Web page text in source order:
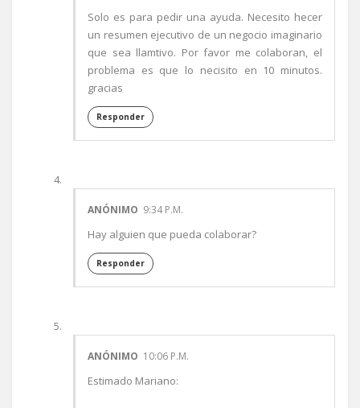
Solo es para pedir una ayuda. Necesito hecer
un resumen ejecutivo de un negocio imaginario
que sea llamtivo. Por favor me colaboran, el
problema es que lo necisito en 10 minutos.
gracias
Responder
ANÓNIMO 9:34 P.M.
Hay alguien que pueda colaborar?
Responder
ANÓNIMO 10:06 P.M.
Estimado Mariano: